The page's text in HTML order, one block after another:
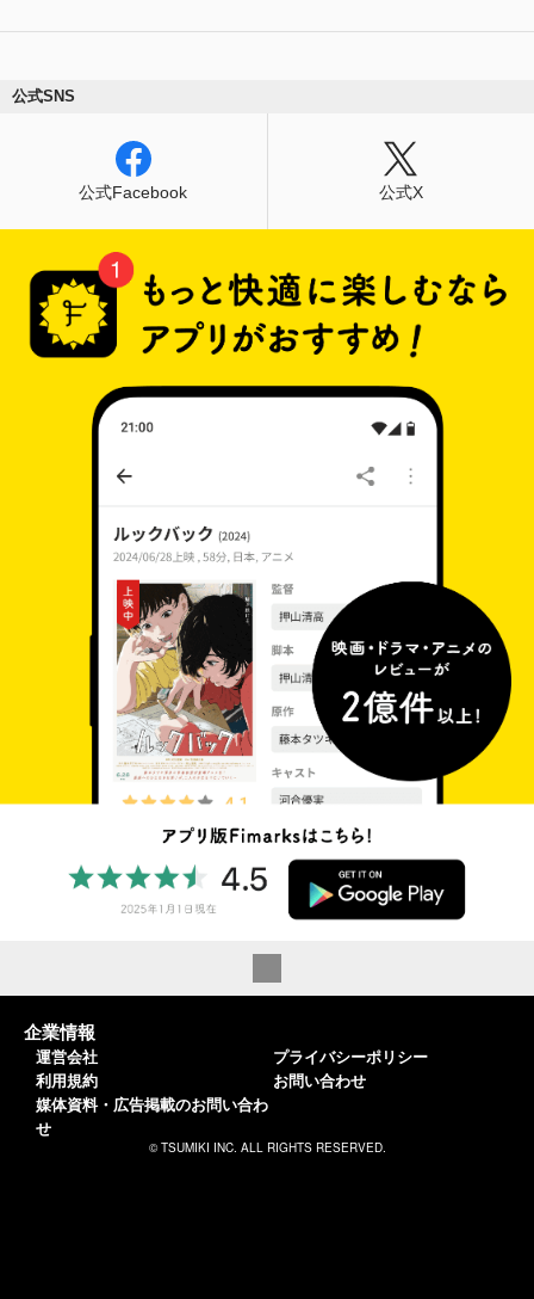
公式SNS
公式Facebook 公式X
企業情報
運営会社
利用規約
媒体資料・広告掲載のお問い合わ
せ
プライバシーポリシー
お問い合わせ
© TSUMIKI INC. ALL RIGHTS RESERVED.